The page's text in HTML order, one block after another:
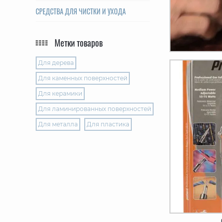
СРЕДСТВА ДЛЯ ЧИСТКИ И УХОДА
Метки товаров
Для дерева
Для каменных поверхностей
Для керамики
Для ламинированных поверхностей
Для металла Для пластика